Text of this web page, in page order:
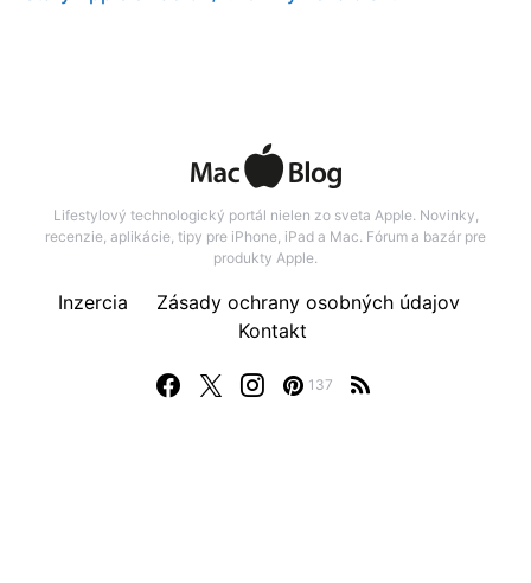
Lifestylový technologický portál nielen zo sveta Apple. Novinky,
recenzie, aplikácie, tipy pre iPhone, iPad a Mac. Fórum a bazár pre
produkty Apple.
137
Inzercia
Zásady ochrany osobných údajov
Kontakt